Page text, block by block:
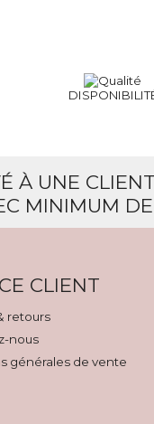
À UNE
MINIMUM
CLIENT
retours
nous
générales de vente